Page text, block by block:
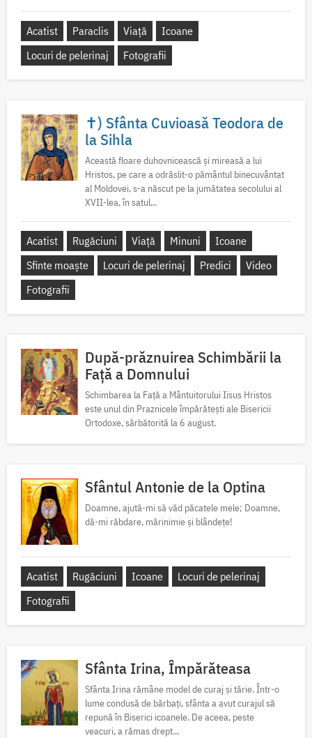
Acatist Paraclis Viață
Icoane
Locuri de pelerinaj
Fotografii
✝) Sfânta Cuvioasă Teodora de
la Sihla
Această floare duhovnicească și mireasă a lui
Hristos, pe care a odrăslit-o pământul binecuvântat
al Moldovei, s-a născut pe la jumătatea secolului al
XVII-lea, în satul...
Acatist Rugăciuni Viață Minuni
Icoane
Sfinte moaște
Locuri de pelerinaj Predici
Video
Fotografii
După-prăznuirea Schimbării la
Față a Domnului
Schimbarea la Față a Mântuitorului Iisus Hristos
este unul din Praznicele împărătești ale Bisericii
Ortodoxe, sărbătorită la 6 august.
Sfântul Antonie de la Optina
Doamne, ajută-mi să văd păcatele mele; Doamne,
dă-mi răbdare, mărinimie şi blândeţe!
Acatist Rugăciuni Icoane
Locuri de pelerinaj
Fotografii
Sfânta Irina, Împărăteasa
Sfânta Irina rămâne model de curaj și tărie. Într-o
lume condusă de bărbați, sfânta a avut curajul să
repună în Biserici icoanele. De aceea, peste
veacuri, a rămas drept...